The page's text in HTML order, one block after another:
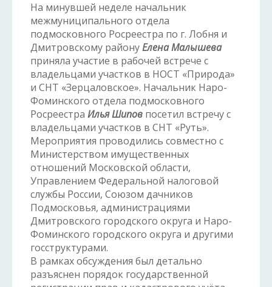
На минувшей неделе начальник
межмуниципального отдела
подмосковного Росреестра по г. Лобня и
Дмитровскому районуЕлена Малышева
приняла участие в рабочей встрече с
владельцами участков в НОСТ «Природа»
и СНТ «Зерцаловское». Начальник Наро-
Фоминского отдела подмосковного
Росреестра Илья Шипов посетил встречу с
владельцами участков в СНТ «Руть».
Мероприятия проводились совместно с
Министерством имущественных
отношений Московской области,
Управлением Федеральной налоговой
службы России, Союзом дачников
Подмосковья, администрациями
Дмитровского городского округа и Наро-
Фоминского городского округа и другими
госструктурами.
В рамках обсуждения был детально
разъяснен порядок государственной